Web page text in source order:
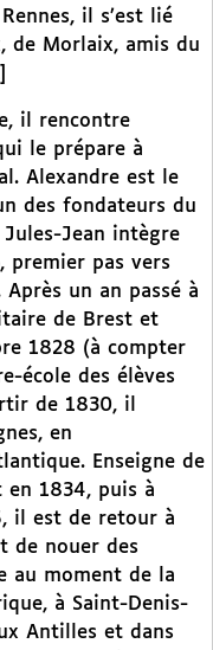
il s’est lié
de Morlaix, amis du
il rencontre
le prépare à
Alexandre est le
des fondateurs du
Jules-Jean intègre
premier pas vers
un an passé à
de Brest et
1828 (à compter
école des élèves
de 1830, il
en
Enseigne de
en 1834, puis à
il est de retour à
de nouer des
au moment de la
à Saint-Denis-
Antilles et dans